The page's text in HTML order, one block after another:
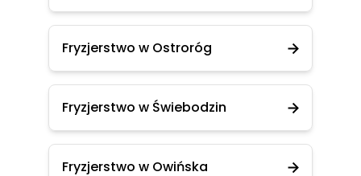
Fryzjerstwo w Ostroróg
Fryzjerstwo w Świebodzin
Fryzjerstwo w Owińska